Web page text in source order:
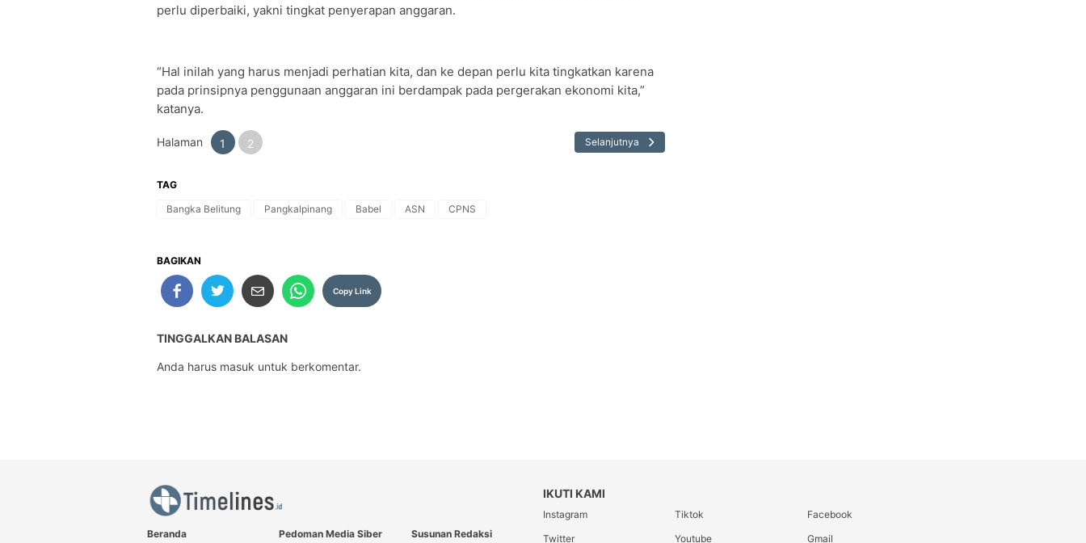
perlu diperbaiki, yakni tingkat penyerapan anggaran.
“Hal inilah yang harus menjadi perhatian kita, dan ke depan perlu kita tingkatkan karena
pada prinsipnya penggunaan anggaran ini berdampak pada pergerakan ekonomi kita,”
katanya.
Halaman 1 2 Selanjutnya
TAG
Bangka Belitung
Pangkalpinang Babel ASN CPNS
BAGIKAN
Copy Link
TINGGALKAN BALASAN
Anda harus masuk untuk berkomentar.
Beranda Pedoman Media Siber Susunan Redaksi
IKUTI KAMI
Instagram Tiktok
Facebook
Twitter
Youtube Gmail